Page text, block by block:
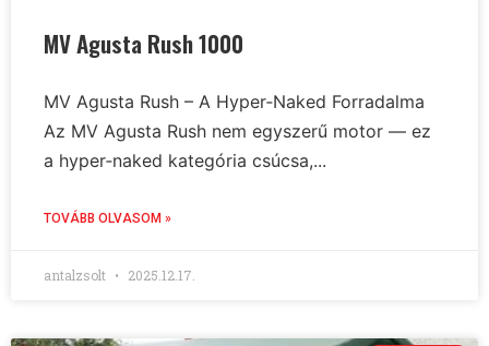
MV Agusta Rush 1000
MV Agusta Rush – A Hyper‑Naked Forradalma
Az MV Agusta Rush nem egyszerű motor — ez
a hyper‑naked kategória csúcsa,...
TOVÁBB OLVASOM »
antalzsolt 2025.12.17.